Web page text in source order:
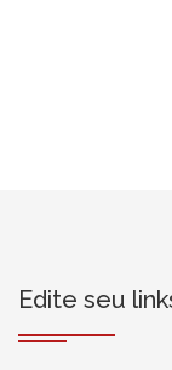
Edite seu